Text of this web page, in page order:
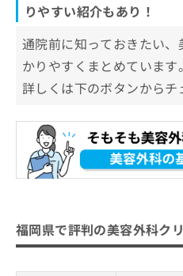
りやすい紹介もあり！
通院前に知っておきたい
かりやすくまとめています。
詳しくは下のボタンからチ
福岡県で評判の美容外科ク